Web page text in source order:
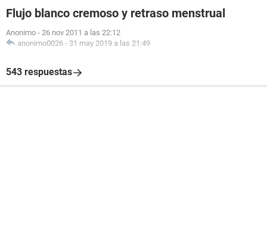
Flujo blanco cremoso y retraso menstrual
Anonimo - 26 nov 2011 a las 22:12
anonimo0026 - 31 may 2019 a las 21:49
543 respuestas